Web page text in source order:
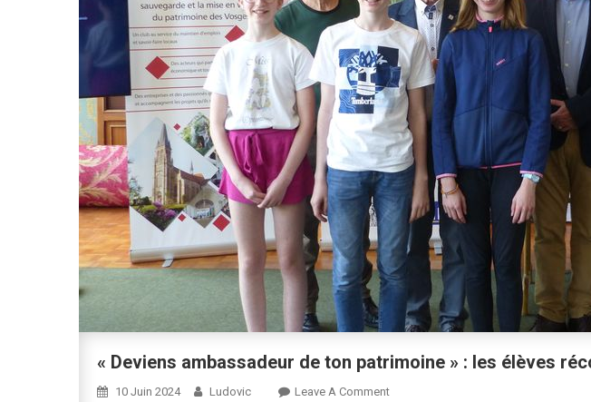
« Deviens ambassadeur de ton patrimoine » : les élèves
10 Juin 2024 Ludovic Leave A CommentOn